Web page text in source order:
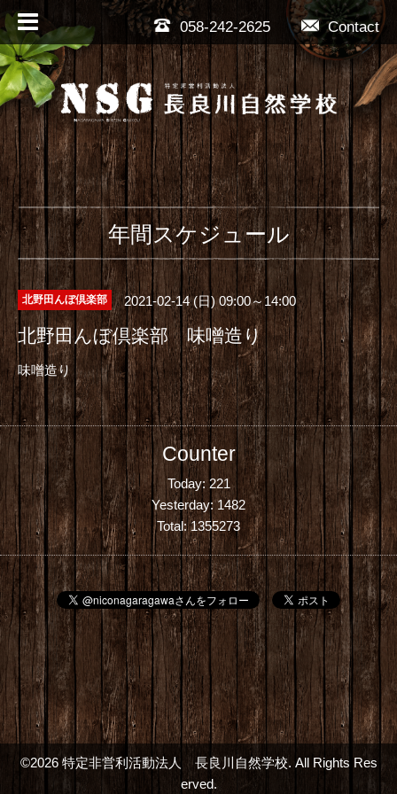
Contact
058-242-2625
年間スケジュール
北野田んぼ倶楽部 2021-02-14 (日) 09:00～14:00
北野田んぼ倶楽部 味噌造り
味噌造り
Counter
Today:221
Yesterday:1482
Total:1355273
©2026 特定非営利活動法人 長良川自然学校. All Rights Res
erved.